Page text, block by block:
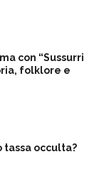
con “Sussurri
folklore e
tassa occulta?